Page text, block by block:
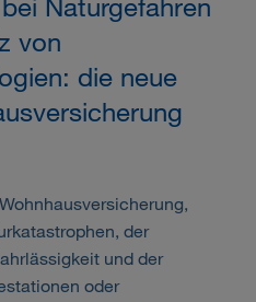
von
die neue
der
und der
oder